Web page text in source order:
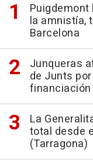
Puigdemont
la amnistía,
Barcelona
Junqueras
de Junts
financiación
La
total desde
(Tarragona)